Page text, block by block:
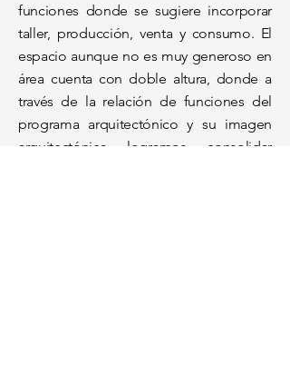
funciones donde se sugiere incorporar
taller, producción, venta y consumo. El
espacio aunque no es muy generoso en
área cuenta con doble altura, donde a
través de la relación de funciones del
programa arquitectónico y su imagen
arquitectónica logramos consolidar